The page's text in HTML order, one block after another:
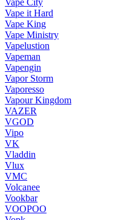
Vape City
Vape it Hard
Vape King
Vape Ministry
Vapelustion
Vapeman
Vapengin
Vapor Storm
Vaporesso
Vapour Kingdom
VAZER
VGOD
Vipo
VK
Vladdin
Vlux
VMC
Volcanee
Vookbar
VOOPOO